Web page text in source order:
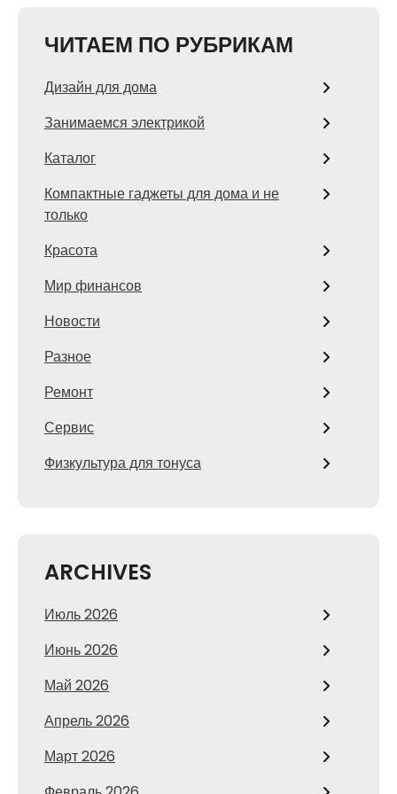
ЧИТАЕМ ПО РУБРИКАМ
Дизайн для дома
Занимаемся электрикой
Каталог
Компактные гаджеты для дома и не
только
Красота
Мир финансов
Новости
Разное
Ремонт
Сервис
Физкультура для тонуса
ARCHIVES
Июль 2026
Июнь 2026
Май 2026
Апрель 2026
Март 2026